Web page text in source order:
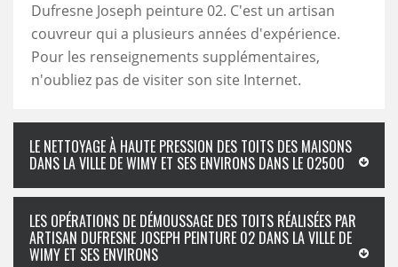
Dufresne Joseph peinture 02. C'est un artisan
couvreur qui a plusieurs années d'expérience.
Pour les renseignements supplémentaires,
n'oubliez pas de visiter son site Internet.
LE NETTOYAGE À HAUTE PRESSION DES TOITS DES MAISONS
DANS LA VILLE DE WIMY ET SES ENVIRONS DANS LE 02500
LES OPÉRATIONS DE DÉMOUSSAGE DES TOITS RÉALISÉES PAR
ARTISAN DUFRESNE JOSEPH PEINTURE 02 DANS LA VILLE DE
WIMY ET SES ENVIRONS